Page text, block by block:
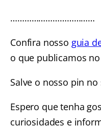
………………………………
Confira nosso guia
o que publicamos
Salve o nosso pin
Espero que tenha
curiosidades e